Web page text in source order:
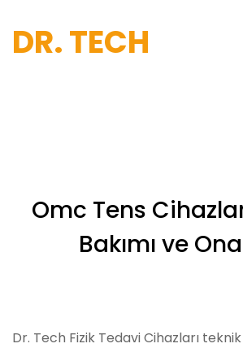
DR. TECH
Omc Tens
Bakımı ve
Dr. Tech Fizik Tedavi Cihazları